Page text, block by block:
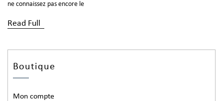
ne connaissez pas encore le
Read Full
Boutique
Mon compte